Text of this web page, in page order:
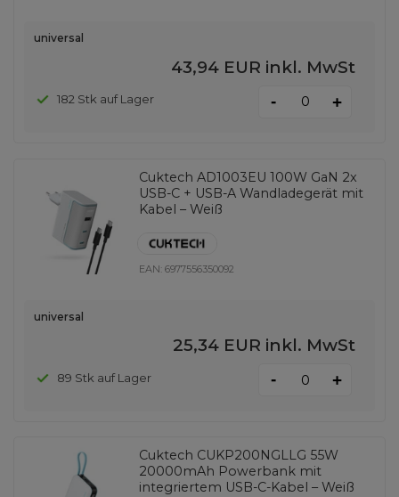
universal
43,94 EUR inkl. MwSt
182 Stk auf Lager - +
Cuktech AD1003EU 100W GaN 2x
USB-C + USB-A Wandladegerät mit
Kabel – Weiß
EAN:6977556350092
universal
25,34 EUR inkl. MwSt
89 Stk auf Lager - +
Cuktech CUKP200NGLLG 55W
20000mAh Powerbank mit
integriertem USB-C-Kabel – Weiß